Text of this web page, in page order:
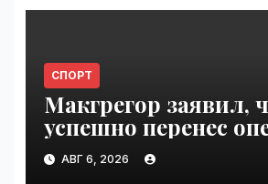
СПОРТ
Макгрегор заявил,
успешно перенес
на ноге | VseTime.ru
АВГ 6, 2026